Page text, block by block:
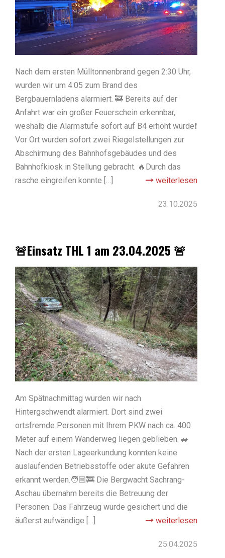
Nach dem ersten Mülltonnenbrand gegen 2:30 Uhr,
wurden wir um 4:05 zum Brand des
Bergbauernladens alarmiert. 🚒 Bereits auf der
Anfahrt war ein großer Feuerschein erkennbar,
weshalb die Alarmstufe sofort auf B4 erhöht wurde❗️
Vor Ort wurden sofort zwei Riegelstellungen zur
Abschirmung des Bahnhofsgebäudes und des
Bahnhofkiosk in Stellung gebracht. 🔥Durch das
rasche eingreifen konnte […]
weiterlesen
23.10.2025
🚨Einsatz THL 1 am 23.04.2025 🚨
Am Spätnachmittag wurden wir nach
Hintergschwendt alarmiert. Dort sind zwei
ortsfremde Personen mit Ihrem PKW nach ca. 400
Meter auf einem Wanderweg liegen geblieben. 🚙
Nach der ersten Lageerkundung konnten keine
auslaufenden Betriebsstoffe oder akute Gefahren
erkannt werden.🧑🏼‍🚒 Die Bergwacht Sachrang-
Aschau übernahm bereits die Betreuung der
Personen. Das Fahrzeug wurde gesichert und die
äußerst aufwändige […]
weiterlesen
25.04.2025